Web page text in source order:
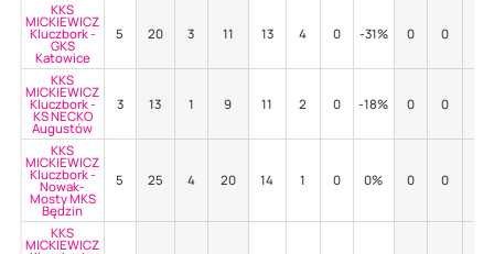
KKS
MICKIEWICZ
Kluczbork -
GKS
Katowice
5 20 3 11 13 4 0 -31% 0 0
KKS
MICKIEWICZ
Kluczbork -
KS NECKO
Augustów
3 13 1 9 11 2 0 -18% 0 0
KKS
MICKIEWICZ
Kluczbork -
Nowak-
Mosty MKS
Będzin
5 25 4 20 14 1 0 0% 0 0
KKS
MICKIEWICZ